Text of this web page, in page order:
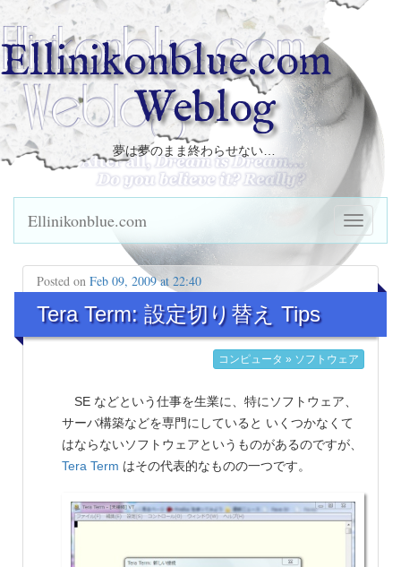
Ellinikonblue.com
Weblog
夢は夢のまま終わらせない…
Ellinikonblue.com
Posted on Feb 09, 2009 at 22:40
Tera Term: 設定切り替え Tips
コンピュータ » ソフトウェア
SE などという仕事を生業に、特にソフトウェア、
サーバ構築などを専門にしていると いくつかなくて
はならないソフトウェアというものがあるのですが、
Tera Term はその代表的なものの一つです。